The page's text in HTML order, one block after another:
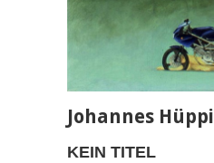
Johannes Hüppi
KEIN TITEL